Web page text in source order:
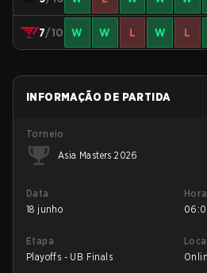
7/10 W W L W L
INFORMAÇÃO DE PARTIDA
Torneio
Asia Masters 2026
Data
18 junho
Etapa
Playoffs - UB Finals